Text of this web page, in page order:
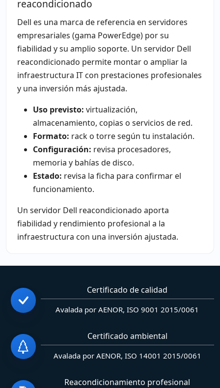
reacondicionado
Dell es una marca de referencia en servidores
empresariales (gama PowerEdge) por su
fiabilidad y su amplio soporte. Un servidor Dell
reacondicionado permite montar o ampliar la
infraestructura IT con prestaciones profesionales
y una inversión más ajustada.
Uso previsto: virtualización,
almacenamiento, copias o servicios de red.
Formato: rack o torre según tu instalación.
Configuración: revisa procesadores,
memoria y bahías de disco.
Estado: revisa la ficha para confirmar el
funcionamiento.
Un servidor Dell reacondicionado aporta
fiabilidad y rendimiento profesional a la
infraestructura con una inversión ajustada.
Certificado de calidad
Avalada por AENOR, ISO 9001 2015/0061
Certificado ambiental
Avalada por AENOR, ISO 14001 2015/0061
Reacondicionamiento profesional